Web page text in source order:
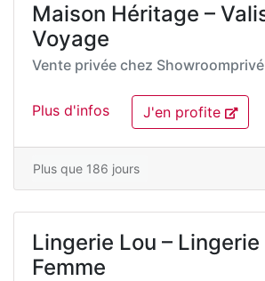
Maison Héritage –
Voyage
Vente privée chez Showroomprivé
Plus d'infos J'en profite
Plus que 186 jours
Lingerie Lou – Lingerie
Femme